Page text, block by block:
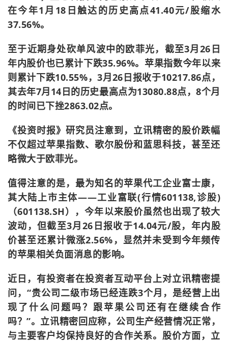
在今年1月18日触达的历史高点41.40元/股缩水
37.56%。
至于近期身处砍单风波中的欧菲光，截至3月26日
年内股价也已累计下跌35.96%。苹果指数今年以来
则累计下跌10.55%，3月26日报收于10217.86点，
其去年7月14日的历史最高点为13080.88点，8个月
的时间已下挫2863.02点。
《投资时报》研究员注意到，立讯精密的股价跌幅
不仅超过苹果指数、歌尔股份和蓝思科技，甚至还
略微大于欧菲光。
值得注意的是，最为知名的苹果代工企业富士康，
其大陆上市主体——工业富联(行情601138,诊股)
（601138.SH），今年以来股价虽然也出现了较大
波动，但截至3月26日报收于14.04元/股，年内股
价甚至还累计微涨2.56%，显然并未受到今年频传
的苹果相关负面消息的影响。
近日，有投资者在投资者互动平台上对立讯精密提
问，“贵公司二级市场已经连跌3个月，是经营上出
现了什么问题吗？跟苹果公司还有在继续合作
吗？”。立讯精密回应称，公司生产经营情况正常，
与主要客户均保持良好的合作关系。股价方面，立